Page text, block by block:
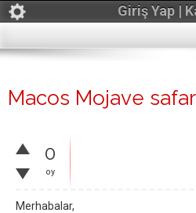
Giriş Yap |
Macos Mojave
0
oy
Merhabalar,